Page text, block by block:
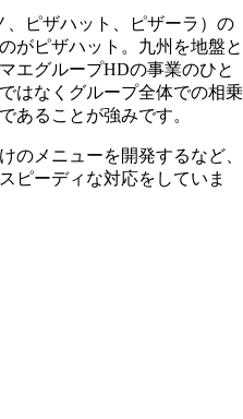
、ピザハット、ピザーラ）の
がピザハット。九州を地盤と
エグループHDの事業のひと
はなくグループ全体での相乗
あることが強みです。
のメニューを開発するなど、
ピーディな対応をしていま